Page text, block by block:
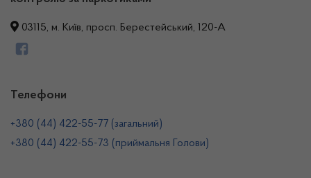
03115, м. Київ, просп. Берестейський, 120-А
Телефони
+380 (44) 422-55-77 (загальний)
+380 (44) 422-55-73 (приймальня Голови)